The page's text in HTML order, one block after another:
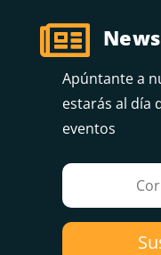

Apúntante a
estarás al día
eventos